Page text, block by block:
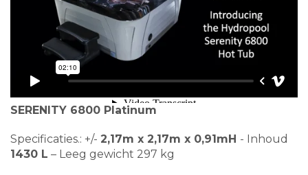
SERENITY 6800 Platinum
Specificaties.: +/- 2,17m x 2,17m x 0,91mH - Inhoud
1430 L – Leeg gewicht 297 kg